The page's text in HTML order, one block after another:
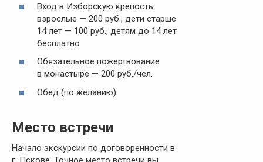
Вход в Изборскую крепость:
взрослые — 200 руб., дети старше
14 лет — 100 руб., детям до 14 лет
бесплатно
Обязательное пожертвование
в монастыре — 200 руб./чел.
Обед (по желанию)
Место встречи
Начало экскурсии по договоренности в